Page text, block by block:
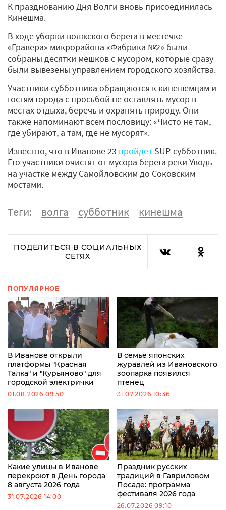
К празднованию Дня Волги вновь присоединилась
Кинешма.
В ходе уборки волжского берега в местечке
«Гравера» микрорайона «Фабрика №2» были
собраны десятки мешков с мусором, которые сразу
были вывезены управлением городского хозяйства.
Участники субботника обращаются к кинешемцам и
гостям города с просьбой не оставлять мусор в
местах отдыха, беречь и охранять природу. Они
также напоминают всем пословицу: «Чисто не там,
где убирают, а там, где не мусорят».
Известно, что в Иванове 23 пройдет SUP-субботник.
Его участники очистят от мусора берега реки Уводь
на участке между Самойловским до Соковским
мостами.
Теги: волга субботник кинешма
ПОДЕЛИТЬСЯ В СОЦИАЛЬНЫХ
СЕТЯХ
ПОПУЛЯРНОЕ
В Иванове открыли
платформы "Красная
Талка" и "Курьяново" для
городской электрички
01.08.2026 09:50
В семье японских
журавлей из Ивановского
зоопарка появился
птенец
31.07.2026 10:36
Какие улицы в Иванове
перекроют в День города
8 августа 2026 года
31.07.2026 14:00
Праздник русских
традиций в Гавриловом
Посаде: программа
фестиваля 2026 года
26.07.2026 09:10